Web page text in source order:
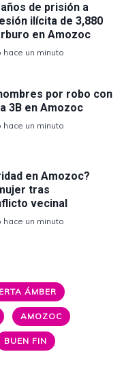
de prisión a
ilícita de 3,880
en Amozoc
hace un minuto
por robo con
3B en Amozoc
hace un minuto
en Amozoc?
tras
vecinal
hace un minuto
ÁMBER
AMOZOC
BUEN FIN